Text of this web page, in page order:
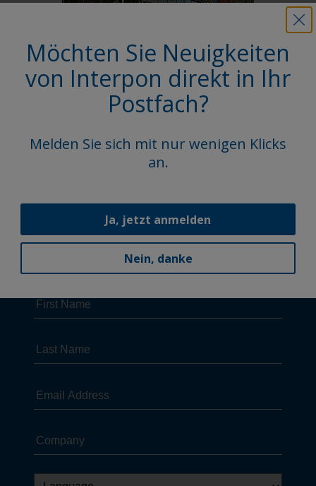
Möchten Sie Neuigkeiten
von Interpon direkt in Ihr
Postfach?
Melden Sie sich mit nur wenigen Klicks
an.
Ja, jetzt anmelden
Nein, danke
Follow Us